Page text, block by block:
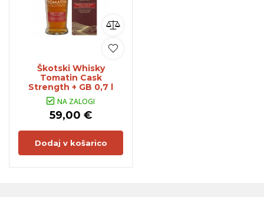
Škotski Whisky
Tomatin Cask
Strength + GB 0,7 l
NA ZALOGI
59,00 €
Dodaj v košarico